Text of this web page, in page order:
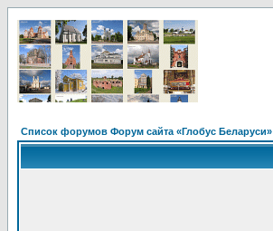
Список форумов Форум сайта «Глобус Беларуси»